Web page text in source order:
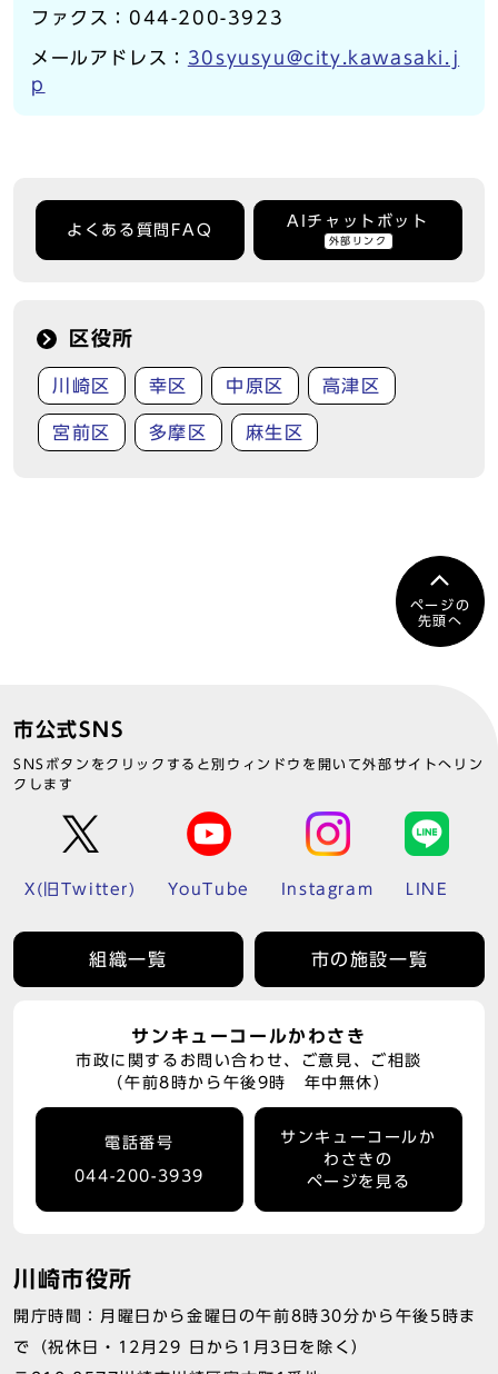
ファクス：044-200-3923
メールアドレス： 30syusyu@city.kawasaki.j
p
よくある質問FAQ
AIチャットボット
外部リンク
区役所
川崎区 幸区 中原区 高津区
宮前区 多摩区 麻生区
ページの
先頭へ
市公式SNS
SNSボタンをクリックすると別ウィンドウを開いて外部サイトへリン
クします
X(旧Twitter) YouTube Instagram LINE
組織一覧 市の施設一覧
サンキューコールかわさき
市政に関するお問い合わせ、ご意見、ご相談
（午前8時から午後9時 年中無休）
電話番号
044-200-3939
サンキューコールか
わさきの
ページを見る
川崎市役所
開庁時間：月曜日から金曜日の午前8時30分から午後5時ま
で（祝休日・12月29 日から1月3日を除く）